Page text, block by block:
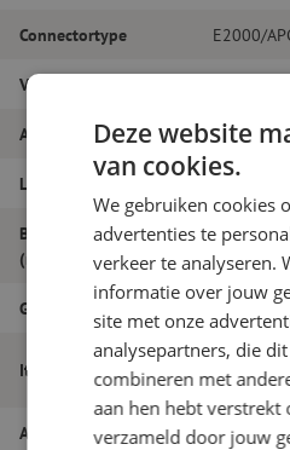
Connectortype E2000/
Vezelsoort
Aantal vezels Simplex
Lengte 18m
Buitendiameter
(mm)
2.0
Grade
Itemnaam
E2000/
Artikelnummer
Deze website
van cookies.
We gebruiken cookies
advertenties te
verkeer te analyseren.
informatie over jouw
site met onze
analysepartners, die
combineren met
aan hen hebt verstrekt
verzameld door jouw